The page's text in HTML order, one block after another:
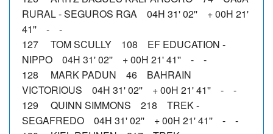
RURAL - SEGUROS RGA 04H 31' 02'' + 00H 21'
41'' - -
127 TOM SCULLY 108 EF EDUCATION -
NIPPO 04H 31' 02'' + 00H 21' 41'' - -
128 MARK PADUN 46 BAHRAIN
VICTORIOUS 04H 31' 02'' + 00H 21' 41'' - -
129 QUINN SIMMONS 218 TREK -
SEGAFREDO 04H 31' 02'' + 00H 21' 41'' - -